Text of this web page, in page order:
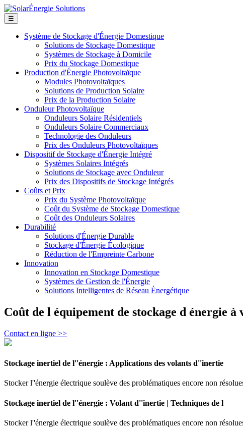
☰
Système de Stockage d'Énergie Domestique
Solutions de Stockage Domestique
Systèmes de Stockage à Domicile
Prix du Stockage Domestique
Production d'Énergie Photovoltaïque
Modules Photovoltaïques
Solutions de Production Solaire
Prix de la Production Solaire
Onduleur Photovoltaïque
Onduleurs Solaire Résidentiels
Onduleurs Solaire Commerciaux
Technologie des Onduleurs
Prix des Onduleurs Photovoltaïques
Dispositif de Stockage d'Énergie Intégré
Systèmes Solaires Intégrés
Solutions de Stockage avec Onduleur
Prix des Dispositifs de Stockage Intégrés
Coûts et Prix
Prix du Système Photovoltaïque
Coût du Système de Stockage Domestique
Coût des Onduleurs Solaires
Durabilité
Solutions d'Énergie Durable
Stockage d'Énergie Écologique
Réduction de l'Empreinte Carbone
Innovation
Innovation en Stockage Domestique
Systèmes de Gestion de l'Énergie
Solutions Intelligentes de Réseau Énergétique
Coût de l équipement de stockage d énergie
Contact en ligne >>
Stockage inertiel de l''énergie : Applications des volants d''inertie
Stocker l''énergie électrique soulève des problématiques encore non
Stockage inertiel de l''énergie : Volant d''inertie | Techniques de l
Stocker l''énergie électrique soulève des problématiques encore non